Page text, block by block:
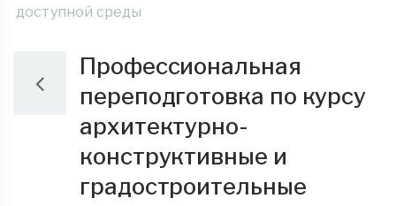
доступной среды
Профессиональная
переподготовка по курсу
архитектурно-
конструктивные и
градостроительные